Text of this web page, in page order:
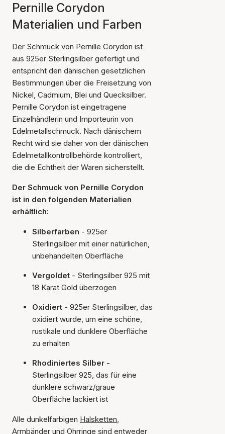
Pernille Corydon
Materialien und Farben
Der Schmuck von Pernille Corydon ist
aus 925er Sterlingsilber gefertigt und
entspricht den dänischen gesetzlichen
Bestimmungen über die Freisetzung von
Nickel, Cadmium, Blei und Quecksilber.
Pernille Corydon ist eingetragene
Einzelhändlerin und Importeurin von
Edelmetallschmuck. Nach dänischem
Recht wird sie daher von der dänischen
Edelmetallkontrollbehörde kontrolliert,
die die Echtheit der Waren sicherstellt.
Der Schmuck von Pernille Corydon
ist in den folgenden Materialien
erhältlich:
Silberfarben - 925er
Sterlingsilber mit einer natürlichen,
unbehandelten Oberfläche
Vergoldet - Sterlingsilber 925 mit
18 Karat Gold überzogen
Oxidiert - 925er Sterlingsilber, das
oxidiert wurde, um eine schöne,
rustikale und dunklere Oberfläche
zu erhalten
Rhodiniertes Silber -
Sterlingsilber 925, das für eine
dunklere schwarz/graue
Oberfläche lackiert ist
Alle dunkelfarbigen Halsketten,
Armbänder und Ohrringe sind entweder